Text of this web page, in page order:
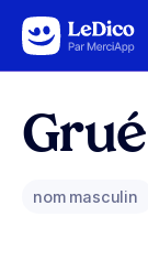
Aller au contenu
Grué
nom masculin